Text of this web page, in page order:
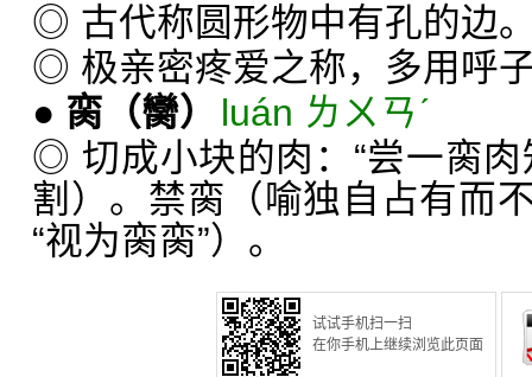
◎ 古代称圆形物中有孔的边
◎ 极亲密疼爱之称，多用呼
● 脔 （臠）
luán ㄌㄨㄢˊ
◎ 切成小块的肉：“尝一脔肉
割）。禁脔（喻独自占有而
“视为脔脔”）。
试试手机扫一扫
在你手机上继续浏览此页面